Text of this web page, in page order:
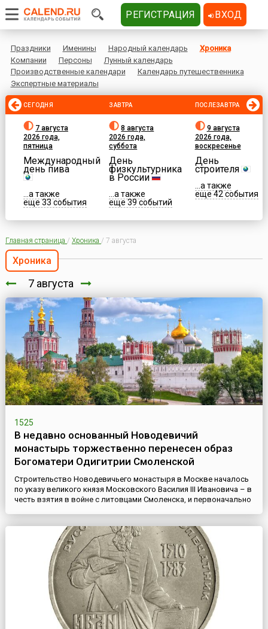
Праздники Именины Народный календарь
Хроника
Компании
Персоны
Лунный календарь
Производственные календари
Календарь путешественника
Экспертные материалы
СЕГОДНЯ
7 августа
2026 года,
пятница
Международный
день пива
...а также
еще 33 события
ЗАВТРА
8 августа
2026 года,
суббота
День
физкультурника
в России
...а также
еще 39 событий
ПОСЛЕЗАВТРА
9 августа
2026 года,
воскресенье
День
строителя
...а также
еще 42 события
Главная страница / Хроника / 7 августа
Хроника
7 августа
1525
В недавно основанный Новодевичий
монастырь торжественно перенесен образ
Богоматери Одигитрии Смоленской
Строительство Новодевичьего монастыря в Москве началось
по указу великого князя Московского Василия III Ивановича – в
честь взятия в войне с литовцами Смоленска, и первоначально
стеной с 12 башнями.Год спустя, (28 июля) 7 августа 1525 года,
сюда из Благовещенского собора московского Кремля ...
РЕГИСТРАЦИЯ ВХОД